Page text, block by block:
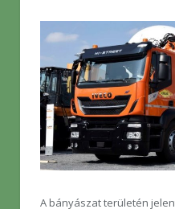
A bányászat területén